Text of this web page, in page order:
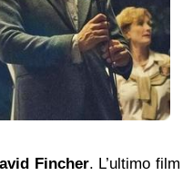
Fincher. L’ultimo film